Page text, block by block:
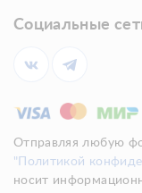
Социальные
Отправляя любую
"Политикой
носит